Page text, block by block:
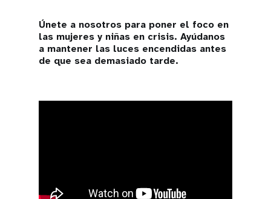
Únete a nosotros para poner el foco en
las mujeres y niñas en crisis. Ayúdanos
a mantener las luces encendidas antes
de que sea demasiado tarde.